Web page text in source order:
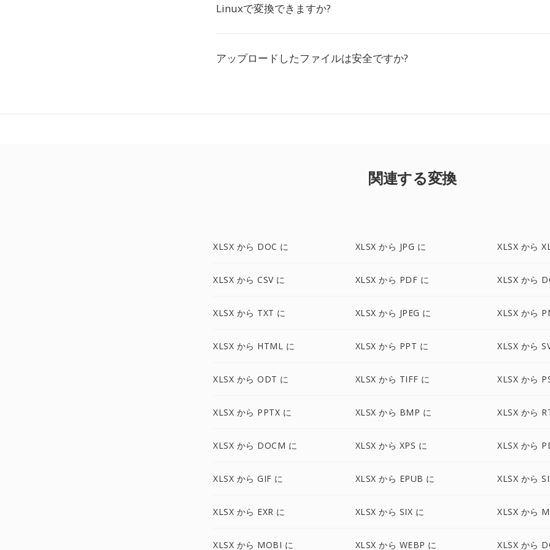
Linuxで変換できますか?
アップロードしたファイルは安全ですか?
関連する変換
XLSX から DOC に XLSX から JPG に XLSX から
XLSX から CSV に XLSX から PDF に XLSX から
XLSX から TXT に XLSX から JPEG に XLSX から
XLSX から HTML に XLSX から PPT に XLSX から
XLSX から ODT に XLSX から TIFF に XLSX から
XLSX から PPTX に XLSX から BMP に XLSX から
XLSX から DOCM に XLSX から XPS に XLSX から
XLSX から GIF に XLSX から EPUB に XLSX から
XLSX から EXR に XLSX から SIX に XLSX から
XLSX から MOBI に XLSX から WEBP に XLSX から